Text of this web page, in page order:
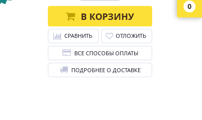
В КОРЗИНУ
СРАВНИТЬ ОТЛОЖИТЬ
ВСЕ СПОСОБЫ ОПЛАТЫ
ПОДРОБНЕЕ О ДОСТАВКЕ
0